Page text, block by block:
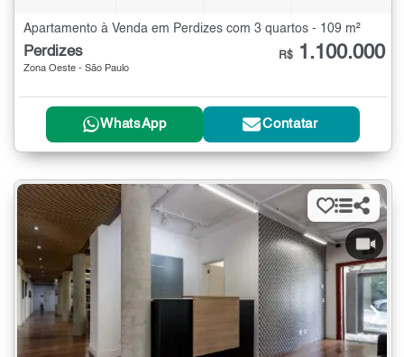
Apartamento à Venda em Perdizes com 3 quartos - 109 m²
Perdizes
Zona Oeste - São Paulo
R$ 1.100.000
WhatsApp Contatar